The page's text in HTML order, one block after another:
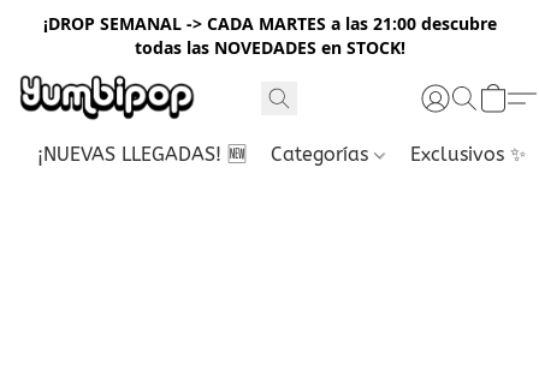
¡DROP SEMANAL -> CADA MARTES a las 21:00 descubre
todas las NOVEDADES en STOCK!
¡NUEVAS LLEGADAS! 🆕 Categorías Exclusivos ✨